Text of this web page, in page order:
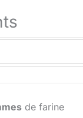
de farine